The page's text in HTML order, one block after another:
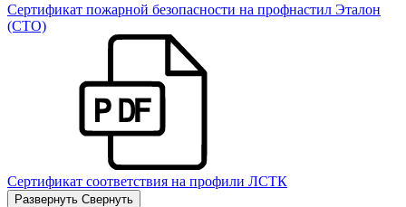
Сертификат пожарной безопасности на профнастил Эталон
(СТО)
Сертификат соответствия на профили ЛСТК
Развернуть Свернуть